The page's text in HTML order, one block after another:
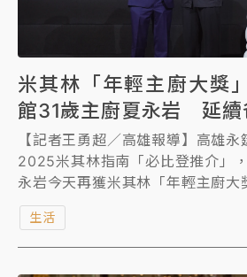
米其林「年輕主廚大獎
館31歲主廚夏永岩 延續
【記者王勇超／高雄報導】高雄
2025米其林指南「必比登推介」
永岩今天再獲米其林「年輕主廚大
為「雲來坊家鄉小館」，曾連續兩
定，2024年更名後搬到現址，由
挑大樑掌廚，以家常菜收服饕客味
生活